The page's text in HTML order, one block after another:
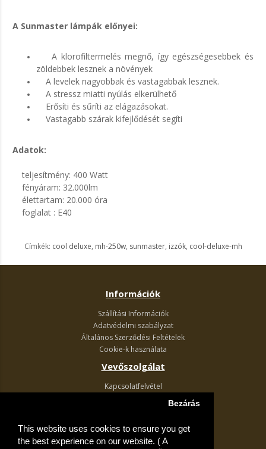
This website uses cookies to ensure you get
the best experience on our website. ( A
Bezárás
A Sunmaster lámpák előnyei:
A klorofiltermelés megnő, így egészségesebbek és
zöldebbek lesznek a növények
A levelek nagyobbak és vastagabbak lesznek.
A stressz miatti nyúlás elkerülhető
Erősíti és sűríti az elágazásokat.
Vastagabb szárak kifejlődését segíti
Adatok:
teljesítmény: 400 Watt
fényáram: 32.000lm
élettartam: 20.000 óra
foglalat : E40
Címkék: cool deluxe, mh-250w, sunmaster, izzók, cool-deluxe-mh
Információk
Szállítási Információk
Adatvédelmi szabályzat
Általános Szerződési Feltételek
Cookie-k használata
Vevőszolgálat
Kapcsolatfelvétel
Akciós ajánlatok